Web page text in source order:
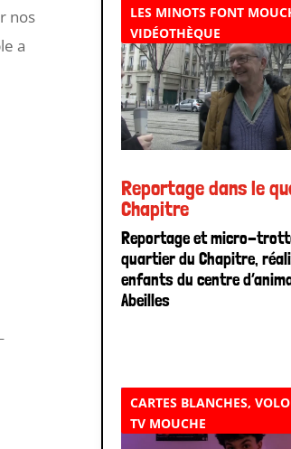
nos
a
Reportage dans le
Chapitre
LES MINOTS FONT
VIDÉOTHÈQUE
Reportage et micro-
quartier du Chapitre,
enfants du centre
Abeilles
CARTES BLANCHES,
TV MOUCHE